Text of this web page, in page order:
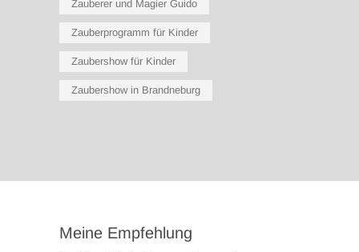
Zauberer und Magier Guido
Zauberprogramm für Kinder
Zaubershow für Kinder
Zaubershow in Brandneburg
Meine Empfehlung